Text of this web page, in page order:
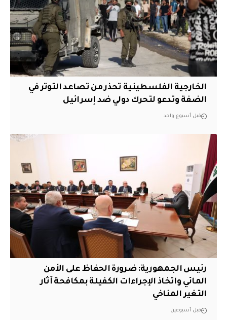
الخارجية الفلسطينية تحذر من تصاعد التوتر في
الضفة وتدعو لتحرك دولي ضد إسرائيل
قبل أسبوع واحد
رئيس الجمهورية: ضرورة الحفاظ على الأمن
المائي واتخاذ الإجراءات الكفيلة بمكافحة آثار
التغير المناخي
قبل أسبوعين